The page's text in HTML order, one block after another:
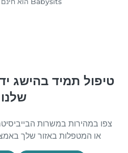
טיפול תמיד בהישג
שלנו
צפו במהירות במשרות
או המטפלות באזור שלך